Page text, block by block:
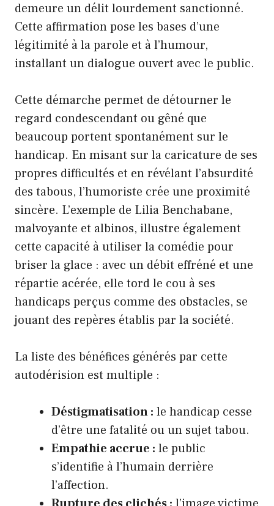
demeure un délit lourdement sanctionné.
Cette affirmation pose les bases d’une
légitimité à la parole et à l’humour,
installant un dialogue ouvert avec le public.
Cette démarche permet de détourner le
regard condescendant ou gêné que
beaucoup portent spontanément sur le
handicap. En misant sur la caricature de ses
propres difficultés et en révélant l’absurdité
des tabous, l’humoriste crée une proximité
sincère. L’exemple de Lilia Benchabane,
malvoyante et albinos, illustre également
cette capacité à utiliser la comédie pour
briser la glace : avec un débit effréné et une
répartie acérée, elle tord le cou à ses
handicaps perçus comme des obstacles, se
jouant des repères établis par la société.
La liste des bénéfices générés par cette
autodérision est multiple :
Déstigmatisation : le handicap cesse
d’être une fatalité ou un sujet tabou.
Empathie accrue : le public
s’identifie à l’humain derrière
l’affection.